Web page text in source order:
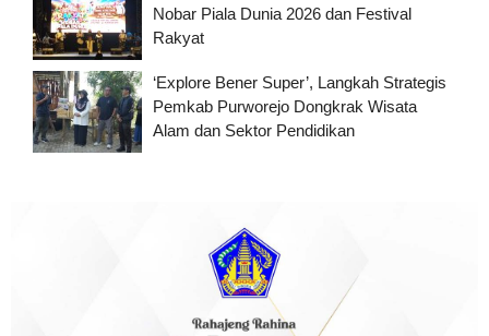
Nobar Piala Dunia 2026 dan Festival
Rakyat
‘Explore Bener Super’, Langkah Strategis
Pemkab Purworejo Dongkrak Wisata
Alam dan Sektor Pendidikan